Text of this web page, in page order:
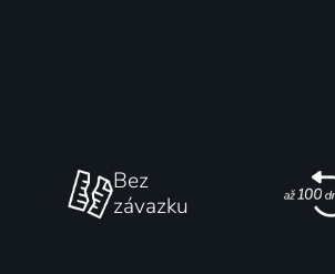
Bez
závazku